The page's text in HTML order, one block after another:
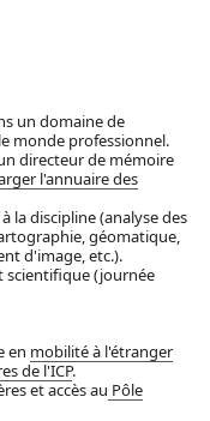
un domaine de
monde professionnel.
directeur de mémoire
l'annuaire des
la discipline (analyse des
géomatique,
d'image, etc.).
scientifique (journée
en mobilité à l'étranger
de l'ICP.
et accès au Pôle